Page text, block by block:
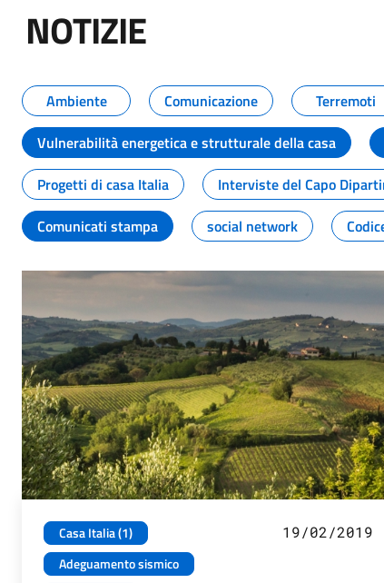
NOTIZIE
Tutti i contenuti della pagina
Ambiente Comunicazione Terremoti
Vulnerabilità energetica e strutturale della casa
Progetti di casa Italia
Interviste del Capo
Comunicati stampa
social network
Casa Italia (1)
Adeguamento sismico
19/02/2019